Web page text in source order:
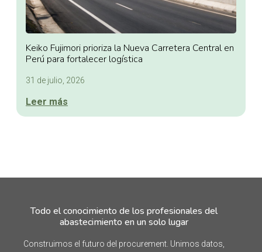
Keiko Fujimori prioriza la Nueva Carretera Central en
Perú para fortalecer logística
31 de julio, 2026
Leer más
Todo el conocimiento de los profesionales del
abastecimiento en un solo lugar
Construimos el futuro del procurement. Unimos datos,